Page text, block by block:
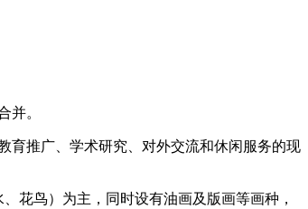
并。
育推广、学术研究、对外交流和休闲服务的现
花鸟）为主，同时设有油画及版画等画种，